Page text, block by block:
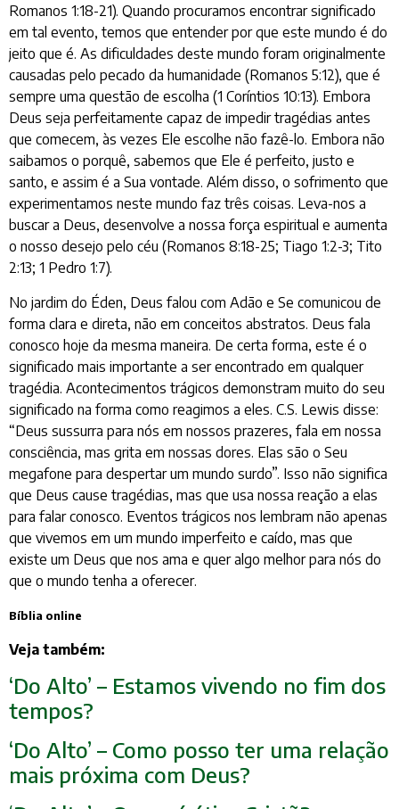
Romanos 1:18-21). Quando procuramos encontrar significado
em tal evento, temos que entender por que este mundo é do
jeito que é. As dificuldades deste mundo foram originalmente
causadas pelo pecado da humanidade (Romanos 5:12), que é
sempre uma questão de escolha (1 Coríntios 10:13). Embora
Deus seja perfeitamente capaz de impedir tragédias antes
que comecem, às vezes Ele escolhe não fazê-lo. Embora não
saibamos o porquê, sabemos que Ele é perfeito, justo e
santo, e assim é a Sua vontade. Além disso, o sofrimento que
experimentamos neste mundo faz três coisas. Leva-nos a
buscar a Deus, desenvolve a nossa força espiritual e aumenta
o nosso desejo pelo céu (Romanos 8:18-25; Tiago 1:2-3; Tito
2:13; 1 Pedro 1:7).
No jardim do Éden, Deus falou com Adão e Se comunicou de
forma clara e direta, não em conceitos abstratos. Deus fala
conosco hoje da mesma maneira. De certa forma, este é o
significado mais importante a ser encontrado em qualquer
tragédia. Acontecimentos trágicos demonstram muito do seu
significado na forma como reagimos a eles. C.S. Lewis disse:
“Deus sussurra para nós em nossos prazeres, fala em nossa
consciência, mas grita em nossas dores. Elas são o Seu
megafone para despertar um mundo surdo”. Isso não significa
que Deus cause tragédias, mas que usa nossa reação a elas
para falar conosco. Eventos trágicos nos lembram não apenas
que vivemos em um mundo imperfeito e caído, mas que
existe um Deus que nos ama e quer algo melhor para nós do
que o mundo tenha a oferecer.
Bíblia online
Veja também:
‘Do Alto’ – Estamos vivendo no fim dos
tempos?
‘Do Alto’ – Como posso ter uma relação
mais próxima com Deus?